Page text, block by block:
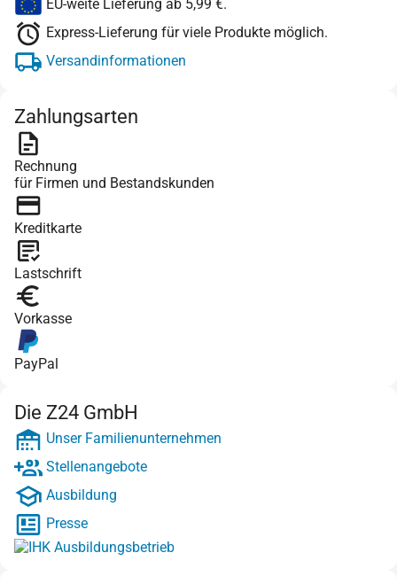
EU-weite Lieferung ab 5,99 €.
Express-Lieferung für viele Produkte möglich.
Versandinformationen
Zahlungsarten
Rechnung
für Firmen und Bestandskunden
Kreditkarte
Lastschrift
Vorkasse
PayPal
Die Z24 GmbH
Unser Familienunternehmen
Stellenangebote
Ausbildung
Presse